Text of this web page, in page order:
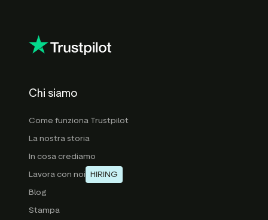
Chi siamo
Come funziona Trustpilot
La nostra storia
In cosa crediamo
Lavora con noi HIRING
Blog
Stampa